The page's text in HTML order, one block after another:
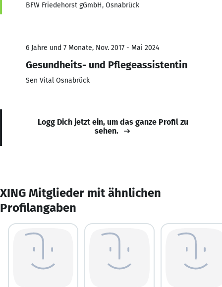
BFW Friedehorst gGmbH, Osnabrück
6 Jahre und 7 Monate, Nov. 2017 - Mai 2024
Gesundheits- und Pflegeassistentin
Sen Vital Osnabrück
Logg Dich jetzt ein, um das ganze Profil zu
sehen.
XING Mitglieder mit ähnlichen
Profilangaben